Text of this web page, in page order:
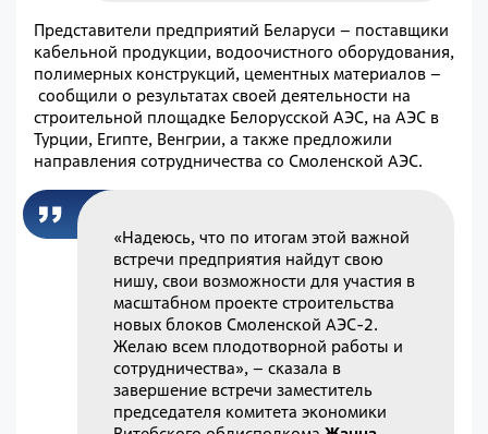
Представители предприятий Беларуси – поставщики
кабельной продукции, водоочистного оборудования,
полимерных конструкций, цементных материалов –
сообщили о результатах своей деятельности на
строительной площадке Белорусской АЭС, на АЭС в
Турции, Египте, Венгрии, а также предложили
направления сотрудничества со Смоленской АЭС.
«Надеюсь, что по итогам этой важной
встречи предприятия найдут свою
нишу, свои возможности для участия в
масштабном проекте строительства
новых блоков Смоленской АЭС-2.
Желаю всем плодотворной работы и
сотрудничества»,– сказала в
завершение встречи заместитель
председателя комитета экономики